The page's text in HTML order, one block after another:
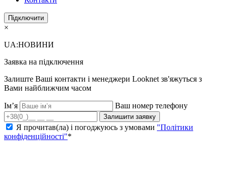
Підключити
×
UA:НОВИНИ
Заявка на підключення
Залиште Ваші контакти і менеджери Looknet зв'яжуться з
Вами найближчим часом
Ім’я Ваш номер телефону
Залишити заявку
Я прочитав(ла) і погоджуюсь з умовами "Політики
конфіденційності"*